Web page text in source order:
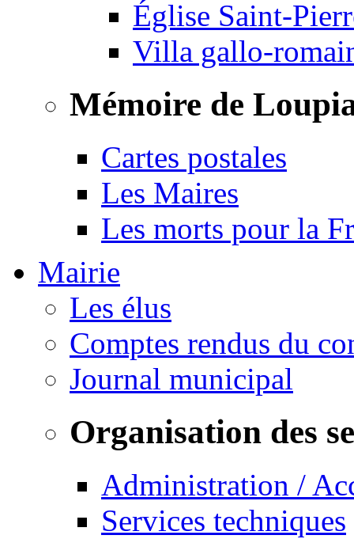
Église Saint-
Villa gallo-
Mémoire de
Cartes postales
Les Maires
Les morts pour la
Mairie
Les élus
Comptes rendus du
Journal municipal
Organisation des
Administration /
Services techniques